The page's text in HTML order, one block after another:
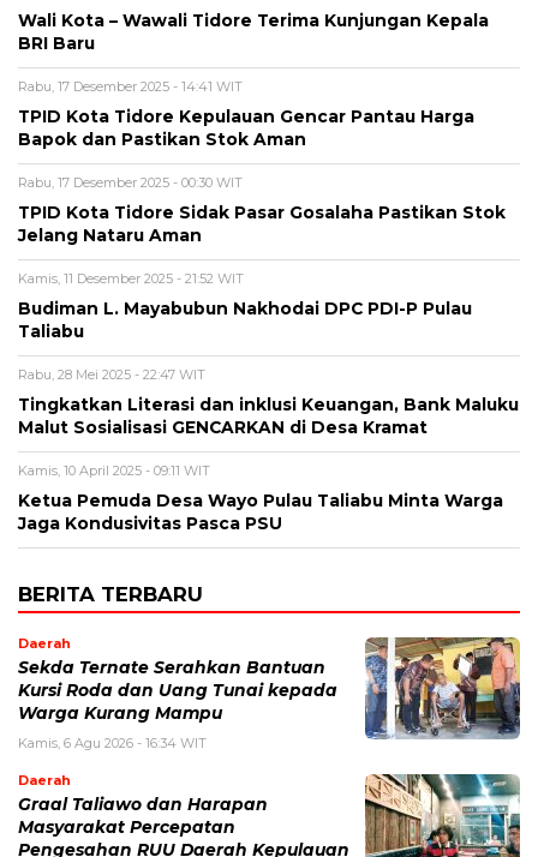
Wali Kota – Wawali Tidore Terima Kunjungan Kepala
BRI Baru
Rabu, 17 Desember 2025 - 14:41 WIT
TPID Kota Tidore Kepulauan Gencar Pantau Harga
Bapok dan Pastikan Stok Aman
Rabu, 17 Desember 2025 - 00:30 WIT
TPID Kota Tidore Sidak Pasar Gosalaha Pastikan Stok
Jelang Nataru Aman
Kamis, 11 Desember 2025 - 21:52 WIT
Budiman L. Mayabubun Nakhodai DPC PDI-P Pulau
Taliabu
Rabu, 28 Mei 2025 - 22:47 WIT
Tingkatkan Literasi dan inklusi Keuangan, Bank Maluku
Malut Sosialisasi GENCARKAN di Desa Kramat
Kamis, 10 April 2025 - 09:11 WIT
Ketua Pemuda Desa Wayo Pulau Taliabu Minta Warga
Jaga Kondusivitas Pasca PSU
BERITA TERBARU
Daerah
Sekda Ternate Serahkan Bantuan
Kursi Roda dan Uang Tunai kepada
Warga Kurang Mampu
Kamis, 6 Agu 2026 - 16:34 WIT
Daerah
Graal Taliawo dan Harapan
Masyarakat Percepatan
Pengesahan RUU Daerah Kepulauan